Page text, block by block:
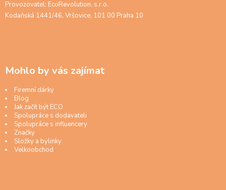
Provozovatel: EcoRevolution, s.r.o.
Kodaňská 1441/46, Vršovice, 101 00 Praha 10
Mohlo by vás zajímat
Firemní dárky
Blog
Jak začít být ECO
Spolupráce s dodavateli
Spolupráce s influencery
Značky
Složky a bylinky
Velkoobchod